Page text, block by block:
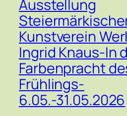
Ausstellung
Kunstverein
Ingrid Knaus-In
Farbenpracht
Frühlings-
6.05.-31.05.2026